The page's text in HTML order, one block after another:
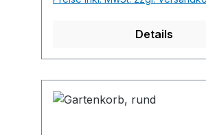
Details